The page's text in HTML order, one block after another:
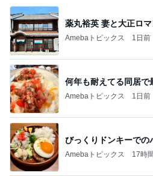
薬丸裕英 妻と大正ロ
Amebaトピックス 1日前
何年も耐えてる同居で
Amebaトピックス 1日前
びっくりドンキーでの
Amebaトピックス 17時